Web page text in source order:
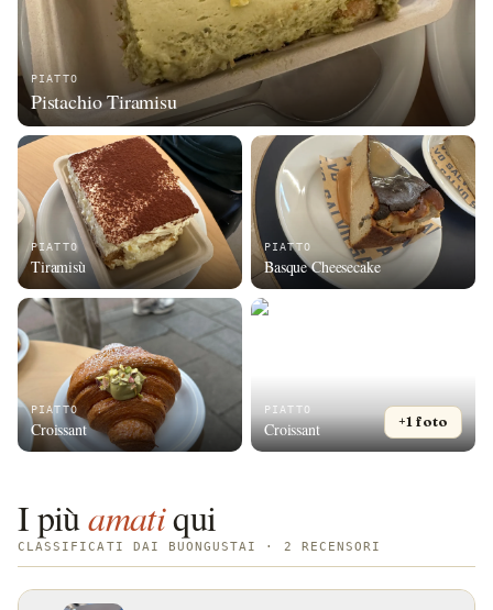
PIATTO
Pistachio Tiramisu
PIATTO
Tiramisù
PIATTO
Basque Cheesecake
PIATTO
Croissant
PIATTO
Croissant +1 foto
I piùamatiqui
CLASSIFICATI DAI BUONGUSTAI · 2 RECENSORI